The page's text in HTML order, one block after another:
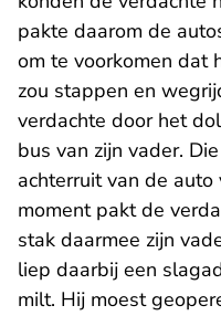
pakte daarom de
om te voorkomen dat
zou stappen en
verdachte door het
bus van zijn vader.
achterruit van de
moment pakt de
stak daarmee zijn
liep daarbij een
milt. Hij moest